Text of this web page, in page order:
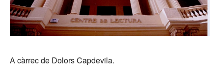
A càrrec de Dolors Capdevila.